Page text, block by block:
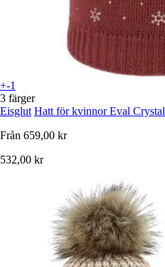
+-1
3 färger
Eisglut Hatt för kvinnor Eval Crystal
Från 659,00 kr
532,00 kr